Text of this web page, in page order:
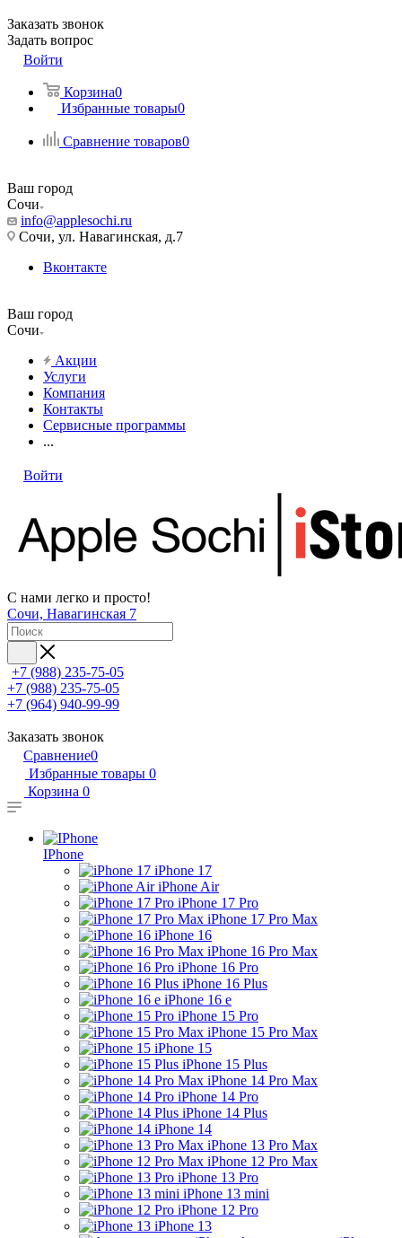
Заказать звонок
Задать вопрос
Войти
Корзина0
Избранные товары0
Сравнение товаров0
Ваш город
Сочи
info@applesochi.ru
Сочи, ул. Навагинская, д.7
Вконтакте
Ваш город
Сочи
Акции
Услуги
Компания
Контакты
Сервисные программы
...
Войти
С нами легко и просто!
Сочи, Навагинская 7
+7 (988) 235-75-05
+7 (988) 235-75-05
+7 (964) 940-99-99
Заказать звонок
Сравнение0
Избранные товары 0
Корзина 0
IPhone
iPhone 17
iPhone Air
iPhone 17 Pro
iPhone 17 Pro Max
iPhone 16
iPhone 16 Pro Max
iPhone 16 Pro
iPhone 16 Plus
iPhone 16 e
iPhone 15 Pro
iPhone 15 Pro Max
iPhone 15
iPhone 15 Plus
iPhone 14 Pro Max
iPhone 14 Pro
iPhone 14 Plus
iPhone 14
iPhone 13 Pro Max
iPhone 12 Pro Max
iPhone 13 Pro
iPhone 13 mini
iPhone 12 Pro
iPhone 13